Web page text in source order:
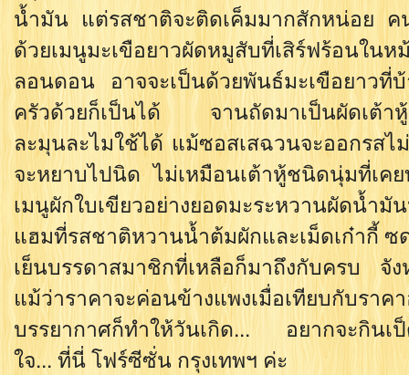
น้ำมัน แต่รสชาติจะติดเค็มมากสักหน่อย ค
ด้วยเมนูมะเขือยาวผัดหมูสับที่เสิร์ฟร้อ
ลอนดอน อาจจะเป็นด้วยพันธ์มะเขือยาวที่
ครัวด้วยก็เป็นได้ จานถัดมาเป็นผัดเต้าหู้
ละมุนละไมใช้ได้ แม้ซอสเสฉวนจะออกรส
จะหยาบไปนิด ไม่เหมือนเต้าหู้ชนิดนุ่มที่เ
เมนูผักใบเขียวอย่างยอดมะระหวานผัดน้
แฮมที่รสชาติหวานน้ำต้มผักและเม็ดเก๋ากี้
เย็นบรรดาสมาชิกที่เหลือก็มาถึงกับครบ
แม้ว่าราคาจะค่อนข้างแพงเมื่อเทียบกับรา
บรรยากาศก็ทำให้วันเกิด... อยากจะกินเ
ใจ... ที่นี่ โฟร์ซีซั่น กรุงเทพฯ ค่ะ